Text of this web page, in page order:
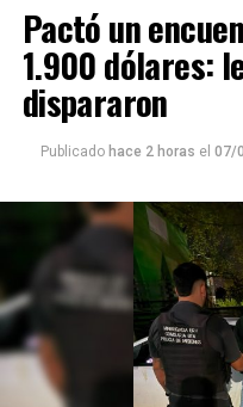
Pactó un
1.900 dólares:
dispararon
Publicado hace 2 horas el 07/